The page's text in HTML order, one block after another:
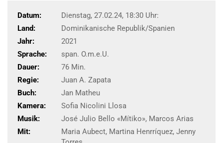
Datum:
Dienstag, 27.02.24, 18:30 Uhr:
Land:
Dominikanische Republik/Spanien
Jahr:
2021
Sprache:
span. O.m.e.U.
Dauer:
76 Min.
Regie:
Juan A. Zapata
Buch:
Jan Matheu
Kamera:
Sofia Nicolini Llosa
Musik:
José Julio Bello «Mítiko», Marcos Arias
Mit:
Maria Aubect, Martina Henrríquez, Jenny